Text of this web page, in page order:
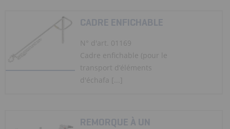
CADRE ENFICHABLE
N° d'art. 01169
Cadre enfichable (pour le
transport d’éléments
d'échafa [...]
REMORQUE À UN